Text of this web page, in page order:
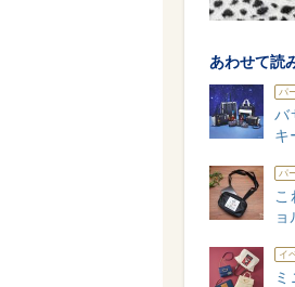
あわせて読
パ
バ
キ
パ
ョ
イ